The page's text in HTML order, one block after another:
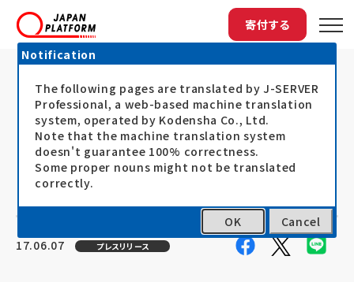
寄付する
トップ 最新情報 「スリランカ洪水被災者支援2017」出動...
「スリランカ洪水被災者支援2017」出
動決定、寄付募集開始～死者200人
以上、68万人以上の被災者に緊急支
17.06.07 プレスリリース
Notification
The following pages are translated by J-SERVER
Professional, a web-based machine translation
system, operated by Kodensha Co., Ltd.
Note that the machine translation system
doesn't guarantee 100% correctness.
Some proper nouns might not be translated
correctly.
OK Cancel